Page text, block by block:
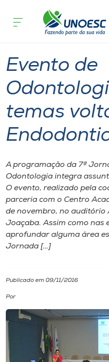
Cursos
Pesquisa
Atendimento ao
Portal de Ensino
A
Internacionalização
I.nova
Cultura
CPA
Biblioteca
acontece
Evento de
temas
A programação da 7ª
Odontologia integra
O evento, realizado pela
parceria com o Centro
de novembro, no auditório
Joaçaba. Assim como nas
aprofundar alguma área
Jornada […]
Publicado em 09/11/2016
Por